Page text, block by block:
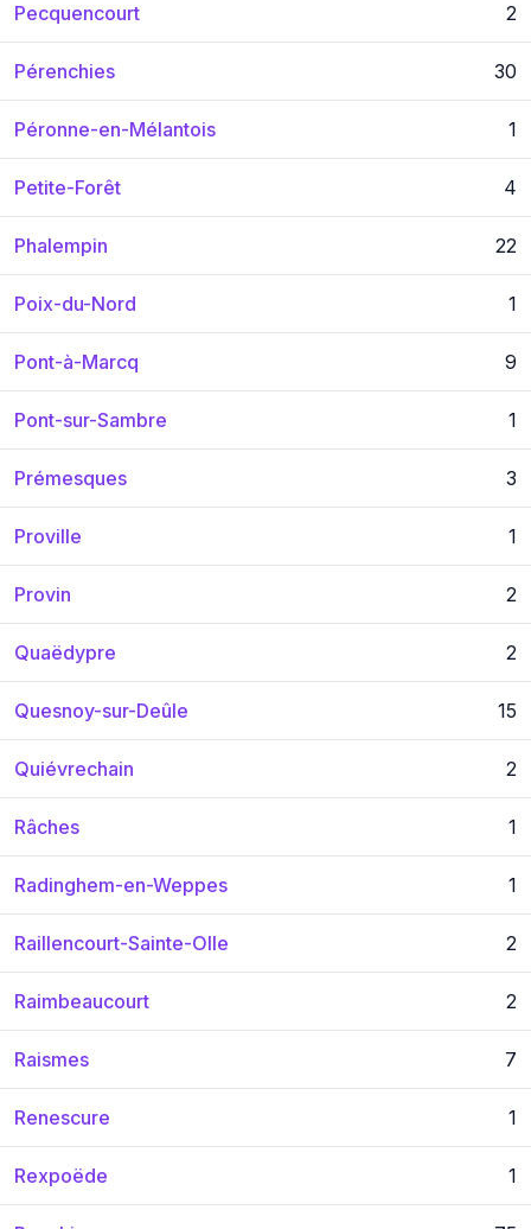
Pecquencourt 2
Pérenchies 30
Péronne-en-Mélantois 1
Petite-Forêt 4
Phalempin 22
Poix-du-Nord 1
Pont-à-Marcq 9
Pont-sur-Sambre 1
Prémesques 3
Proville 1
Provin 2
Quaëdypre 2
Quesnoy-sur-Deûle 15
Quiévrechain 2
Râches 1
Radinghem-en-Weppes 1
Raillencourt-Sainte-Olle 2
Raimbeaucourt 2
Raismes 7
Renescure 1
Rexpoëde 1